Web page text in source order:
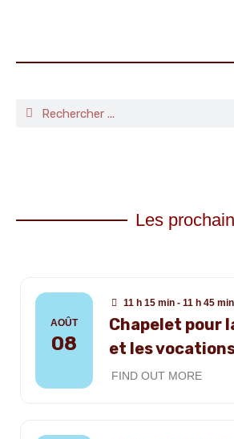
Les
AOÛT
08
11 h 15 min - 11 h 45 min
Chapelet pour
et les
FIND OUT MORE